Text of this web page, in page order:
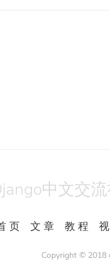
中文交
页 文 章 教 程
Copyright © 2018